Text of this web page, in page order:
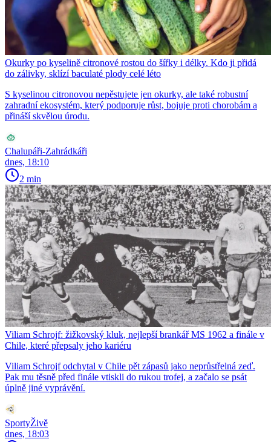
Okurky po kyselině citronové rostou do šířky i délky. Kdo ji přidá
do zálivky, sklízí baculaté plody celé léto
S kyselinou citronovou nepěstujete jen okurky, ale také robustní
zahradní ekosystém, který podporuje růst, bojuje proti chorobám a
přináší skvělou úrodu.
Chalupáři-Zahrádkáři
dnes, 18:10
2 min
Viliam Schrojf: žižkovský kluk, nejlepší brankář MS 1962 a finále v
Chile, které přepsaly jeho kariéru
Viliam Schrojf odchytal v Chile pět zápasů jako neprůstřelná zeď.
Pak mu těsně před finále vtiskli do rukou trofej, a začalo se psát
úplně jiné vyprávění.
SportyŽivě
dnes, 18:03